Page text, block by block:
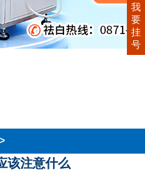
该注意什么
我
要
挂
号